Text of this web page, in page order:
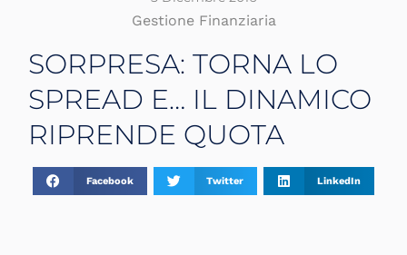
Gestione Finanziaria
SORPRESA: TORNA LO
SPREAD E… IL DINAMICO
RIPRENDE QUOTA
Facebook Twitter LinkedIn